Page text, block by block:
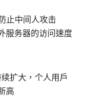
止中间人攻击
服务器的访问速度
扩大，个人用户
高